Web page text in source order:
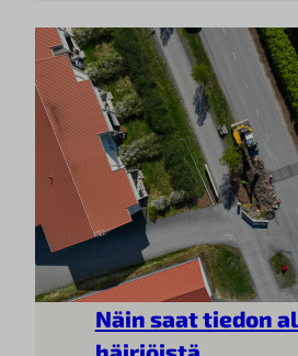
Näin saat tiedon